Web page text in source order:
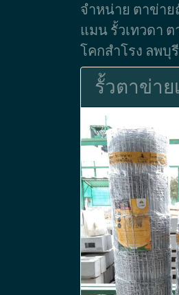
จำหน่าย ตาข่าย
แมน รั้วเทวดา
โคกสำโรง ลพบุ
รั้วตาข่าย